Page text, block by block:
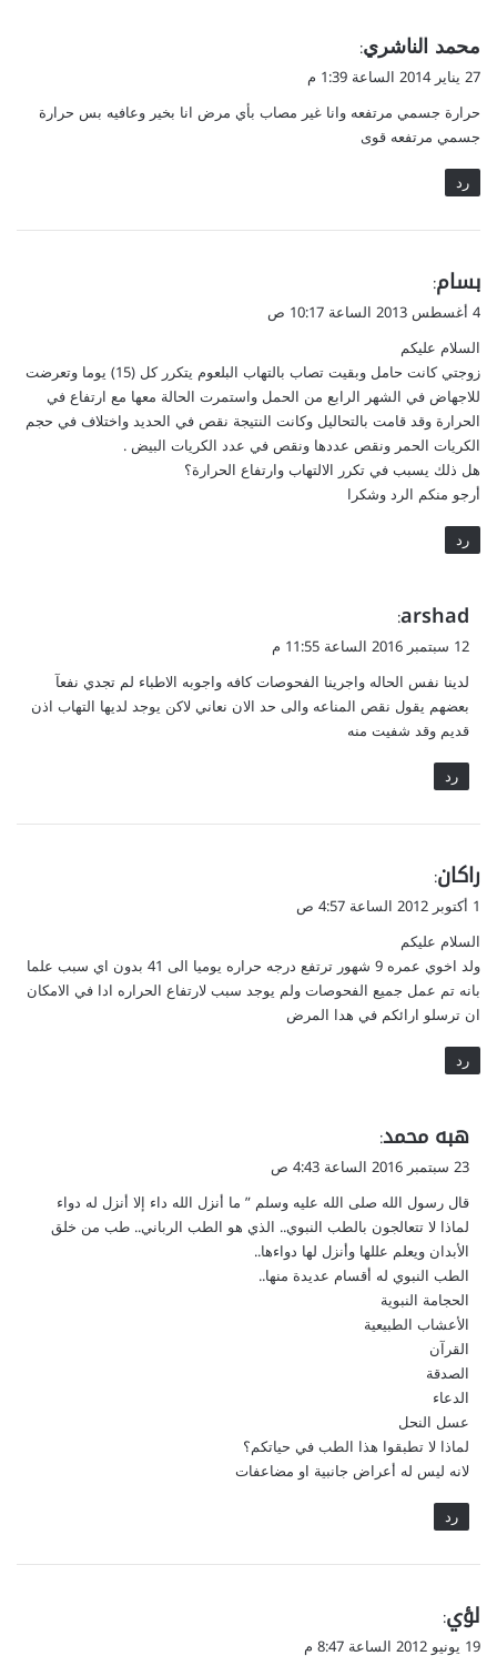
ي
ق
ل
ﻣﺤﻤﺪ ﺍﻟﻨﺎﺷﺮﻱ:
27 يناير 2014 الساعة 1:39 م
ﺣﺮﺍﺭﺓ ﺟﺴﻤﻲ ﻣﺮﺗﻔﻌﻪ ﻭﺍﻧﺎ ﻏﻴﺮ ﻣﺼﺎﺏ ﺑﺄﻱ ﻣﺮﺽ ﺍﻧﺎ ﺑﺨﻴﺮ ﻭﻋﺎﻓﻴﻪ ﺑﺲ ﺣﺮﺍﺭﺓ
ﺟﺴﻤﻲ ﻣﺮﺗﻔﻌﻪ ﻗﻮﻯ
رد
ي
ق
ل
بسام:
4 أغسطس 2013 الساعة 10:17 ص
السلام عليكم
زوجتي كانت حامل وبقيت تصاب بالتهاب البلعوم يتكرر كل (15) يوما وتعرضت
للاجهاض في الشهر الرابع من الحمل واستمرت الحالة معها مع ارتفاع في
الحرارة وقد قامت بالتحاليل وكانت النتيجة نقص في الحديد واختلاف في حجم
الكريات الحمر ونقص عددها ونقص في عدد الكريات البيض .
هل ذلك يسبب في تكرر الالتهاب وارتفاع الحرارة؟
أرجو منكم الرد وشكرا
رد
ي
ق
ل
arshad
:
12 سبتمبر 2016 الساعة 11:55 م
لدينا نفس الحاله واجرينا الفحوصات كافه واجوبه الاطباء لم تجدي نفعآ
بعضهم يقول نقص المناعه والى حد الان نعاني لاكن يوجد لديها التهاب اذن
قديم وقد شفيت منه
رد
ي
ق
ل
راكان:
1 أكتوبر 2012 الساعة 4:57 ص
السلام عليكم
ولد اخوي عمره 9 شهور ترتفع درجه حراره يوميا الى 41 بدون اي سبب علما
بانه تم عمل جميع الفحوصات ولم يوجد سبب لارتفاع الحراره ادا في الامكان
ان ترسلو ارائكم في هدا المرض
رد
ي
ق
ل
هبه محمد:
23 سبتمبر 2016 الساعة 4:43 ص
قال رسول الله صلى الله عليه وسلم ” ما أنزل الله داء إلا أنزل له دواء
لماذا لا تتعالجون بالطب النبوي.. الذي هو الطب الرباني.. طب من خلق
الأبدان ويعلم عللها وأنزل لها دواءها..
الطب النبوي له أقسام عديدة منها..
الحجامة النبوية
الأعشاب الطبيعية
القرآن
الصدقة
الدعاء
عسل النحل
لماذا لا تطبقوا هذا الطب في حياتكم؟
لانه ليس له أعراض جانبية او مضاعفات
رد
ي
ق
لؤي:
19 يونيو 2012 الساعة 8:47 م